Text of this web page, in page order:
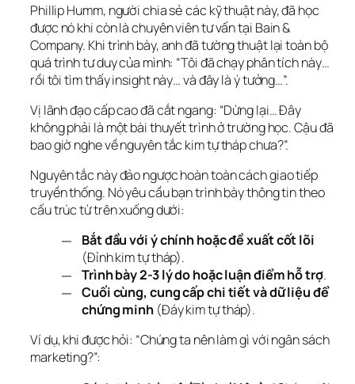
Phillip Humm, người chia sẻ các kỹ thuật này, đã học
được nó khi còn là chuyên viên tư vấn tại Bain &
Company. Khi trình bày, anh đã tường thuật lại toàn bộ
quá trình tư duy của mình: “Tôi đã chạy phân tích này…
rồi tôi tìm thấy insight này… và đây là ý tưởng…”.
Vị lãnh đạo cấp cao đã cắt ngang: “Dừng lại… Đây
không phải là một bài thuyết trình ở trường học. Cậu đã
bao giờ nghe về nguyên tắc kim tự tháp chưa?”.
Nguyên tắc này đảo ngược hoàn toàn cách giao tiếp
truyền thống. Nó yêu cầu bạn trình bày thông tin theo
cấu trúc từ trên xuống dưới:
Bắt đầu với ý chính hoặc đề xuất cốt lõi
(Đỉnh kim tự tháp).
Trình bày 2-3 lý do hoặc luận điểm hỗ trợ.
Cuối cùng, cung cấp chi tiết và dữ liệu để
chứng minh (Đáy kim tự tháp).
Ví dụ, khi được hỏi: “Chúng ta nên làm gì với ngân sách
marketing?”: